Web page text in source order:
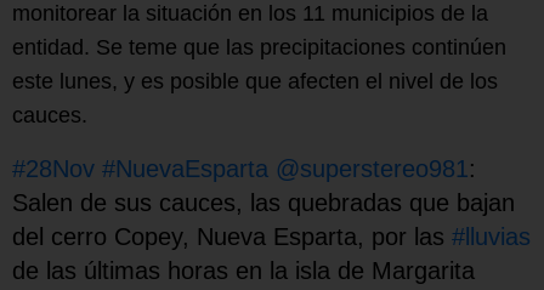
monitorear la situación en los 11 municipios de la
entidad. Se teme que las precipitaciones continúen
este lunes, y es posible que afecten el nivel de los
cauces.
#28Nov #NuevaEsparta @superstereo981:
Salen de sus cauces, las quebradas que bajan
del cerro Copey, Nueva Esparta, por las #lluvias
de las últimas horas en la isla de Margarita